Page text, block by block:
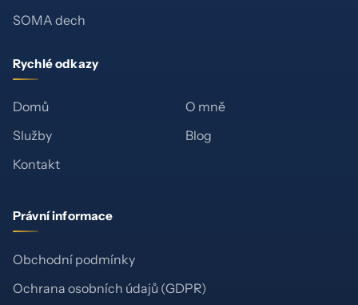
SOMA dech
Rychlé odkazy
Domů
O mně
Služby
Blog
Kontakt
Právní informace
Obchodní podmínky
Ochrana osobních údajů (GDPR)